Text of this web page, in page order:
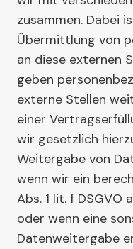
zusammen. Dabei
Übermittlung von
an diese externen
geben
externe Stellen
einer
wir gesetzlich
Weitergabe von
wenn wir ein
Abs. 1 lit. f DSGVO
oder wenn eine
Datenweitergabe